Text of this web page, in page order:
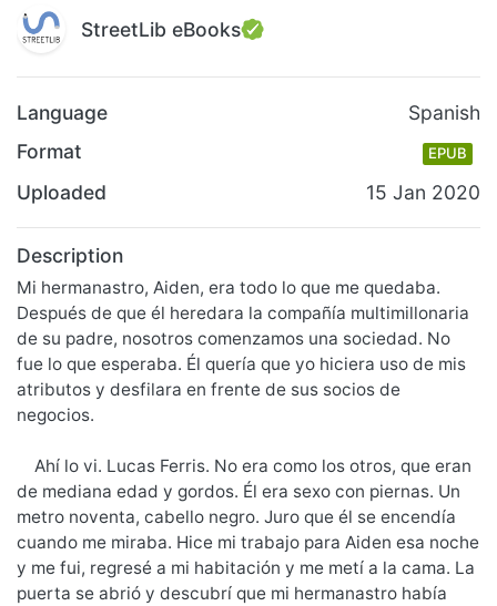
StreetLib eBooks
Language
Spanish
Format
EPUB
Uploaded 15 Jan 2020
Description
Mi hermanastro, Aiden, era todo lo que me quedaba.
Después de que él heredara la compañía multimillonaria
de su padre, nosotros comenzamos una sociedad. No
fue lo que esperaba. Él quería que yo hiciera uso de mis
atributos y desfilara en frente de sus socios de
negocios.
Ahí lo vi. Lucas Ferris. No era como los otros, que eran
de mediana edad y gordos. Él era sexo con piernas. Un
metro noventa, cabello negro. Juro que él se encendía
cuando me miraba. Hice mi trabajo para Aiden esa noche
y me fui, regresé a mi habitación y me metí a la cama. La
puerta se abrió y descubrí que mi hermanastro había